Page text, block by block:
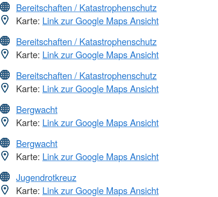
Bereitschaften / Katastrophenschutz
Karte: Link zur Google Maps Ansicht
Bereitschaften / Katastrophenschutz
Karte: Link zur Google Maps Ansicht
Bereitschaften / Katastrophenschutz
Karte: Link zur Google Maps Ansicht
Bergwacht
Karte: Link zur Google Maps Ansicht
Bergwacht
Karte: Link zur Google Maps Ansicht
Jugendrotkreuz
Karte: Link zur Google Maps Ansicht